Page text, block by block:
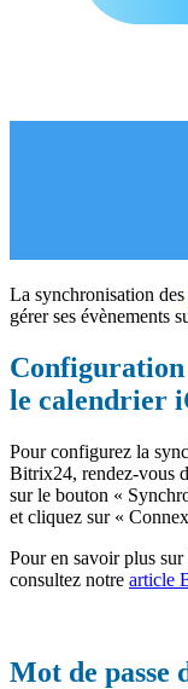
La synchronisation des
gérer ses évènements
Configuration
le calendrier
Pour configurez la
Bitrix24, rendez-vous
sur le bouton «
et cliquez sur «
Pour en savoir plus
consultez notre article
Mot de passe